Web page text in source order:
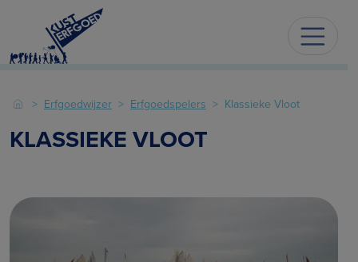
Erfgoedwijzer Erfgoedspelers Klassieke Vloot
KLASSIEKE VLOOT